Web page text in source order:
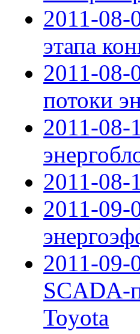
2011-08-
этапа
2011-08-
потоки
2011-
2011-08-
2011-09-
2011-09-
SCADA-
Toyota